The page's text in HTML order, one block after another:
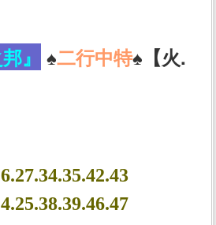
』 ♠️二行中特♠️【火.